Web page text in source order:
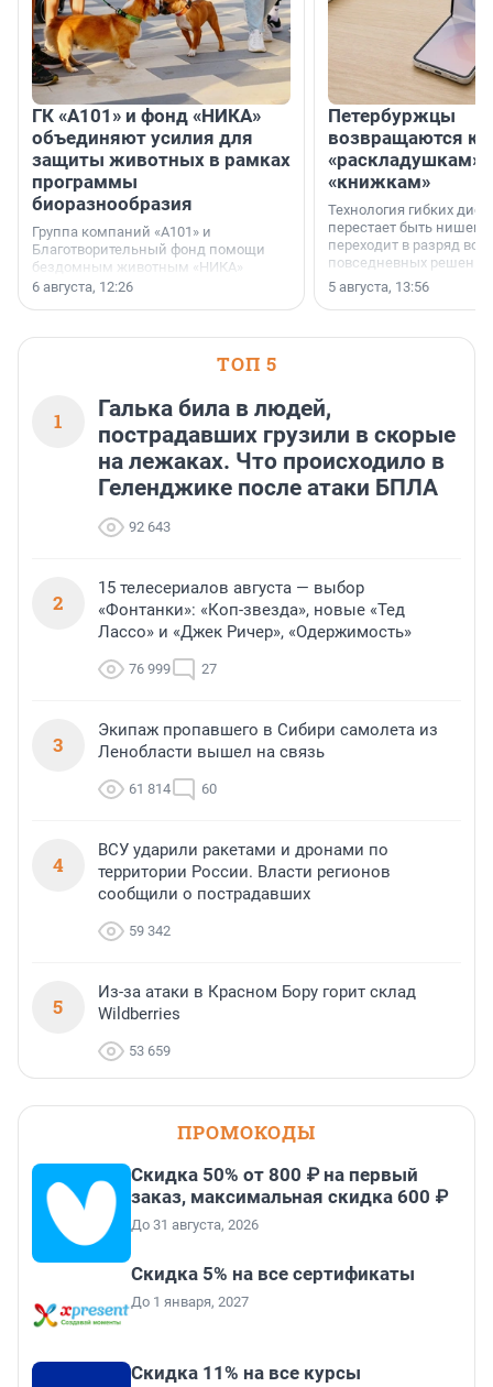
ГК «А101» и фонд «НИКА»
объединяют усилия для
защиты животных в рамках
программы
биоразнообразия
Группа компаний «А101» и
Благотворительный фонд помощи
бездомным животным «НИКА»
заключили соглашение о
6 августа, 12:26
Петербуржцы
возвращаются к
«раскладушкам»
«книжкам»
Технология гибких
перестает быть
переходит в разряд
повседневных
5 августа, 13:56
ТОП 5
1
Галька била в людей,
пострадавших грузили в скорые
на лежаках. Что происходило в
Геленджике после атаки БПЛА
92 643
2
15 телесериалов августа — выбор
«Фонтанки»: «Коп-звезда», новые «Тед
Лассо» и «Джек Ричер», «Одержимость»
76 999 27
3
Экипаж пропавшего в Сибири самолета из
Ленобласти вышел на связь
61 814 60
4
ВСУ ударили ракетами и дронами по
территории России. Власти регионов
сообщили о пострадавших
59 342
5
Из-за атаки в Красном Бору горит склад
Wildberries
53 659
ПРОМОКОДЫ
Скидка 50% от 800 ₽ на первый
заказ, максимальная скидка 600 ₽
До 31 августа, 2026
Скидка 5% на все сертификаты
До 1 января, 2027
Скидка 11% на все курсы